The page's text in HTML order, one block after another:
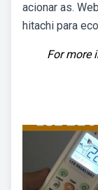
acionar as.
hitachi para
For more